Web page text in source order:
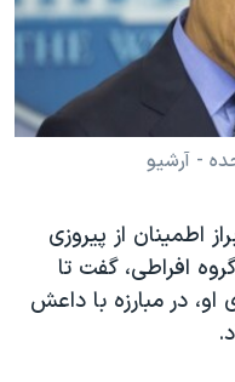
- آرشیو
اطمینان از پیروزی
افراطی، گفت تا
در مبارزه با داعش